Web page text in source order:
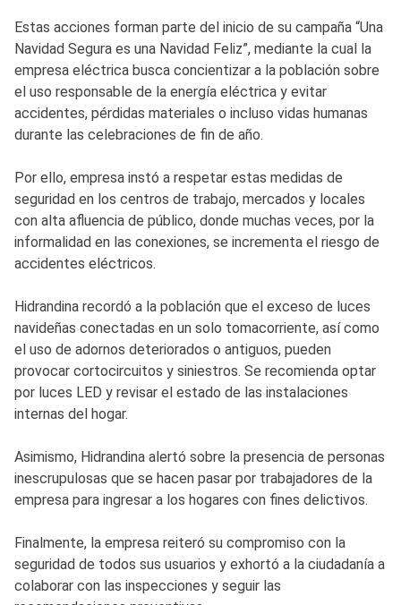
Estas acciones forman parte del inicio de su campaña “Una
Navidad Segura es una Navidad Feliz”, mediante la cual la
empresa eléctrica busca concientizar a la población sobre
el uso responsable de la energía eléctrica y evitar
accidentes, pérdidas materiales o incluso vidas humanas
durante las celebraciones de fin de año.
Por ello, empresa instó a respetar estas medidas de
seguridad en los centros de trabajo, mercados y locales
con alta afluencia de público, donde muchas veces, por la
informalidad en las conexiones, se incrementa el riesgo de
accidentes eléctricos.
Hidrandina recordó a la población que el exceso de luces
navideñas conectadas en un solo tomacorriente, así como
el uso de adornos deteriorados o antiguos, pueden
provocar cortocircuitos y siniestros. Se recomienda optar
por luces LED y revisar el estado de las instalaciones
internas del hogar.
Asimismo, Hidrandina alertó sobre la presencia de personas
inescrupulosas que se hacen pasar por trabajadores de la
empresa para ingresar a los hogares con fines delictivos.
Finalmente, la empresa reiteró su compromiso con la
seguridad de todos sus usuarios y exhortó a la ciudadanía a
colaborar con las inspecciones y seguir las